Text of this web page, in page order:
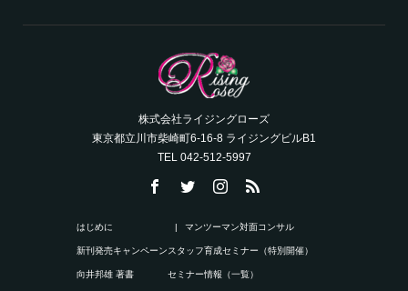
株式会社ライジングローズ
東京都立川市柴崎町6-16-8 ライジングビルB1
TEL 042-512-5997
はじめに
新刊発売キャンペーン
向井邦雄 著書
マンツーマン対面コンサル
スタッフ育成セミナー（特別開催）
セミナー情報（一覧）